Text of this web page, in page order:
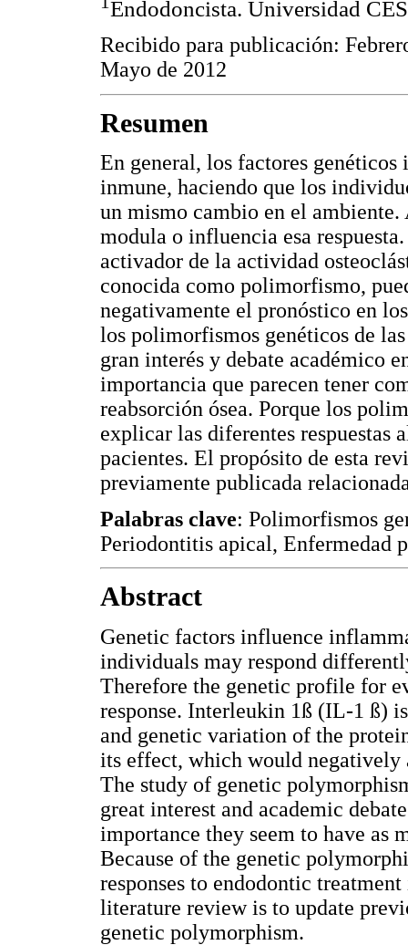
Endodoncista. Universidad
Recibido para publicación:
Mayo de 2012
Resumen
En general, los factores
inmune, haciendo que los
un mismo cambio en el
modula o influencia esa
activador de la actividad
conocida como polimorfismo,
negativamente el pronóstico en
los polimorfismos genéticos de
gran interés y debate académico
importancia que parecen tener
reabsorción ósea. Porque los
explicar las diferentes respuestas
pacientes. El propósito de esta
previamente publicada
Palabras clave: Polimorfismos
Periodontitis apical, Enfermedad
Abstract
Genetic factors influence
individuals may respond
Therefore the genetic profile for
response. Interleukin 1ß (IL-1 ß)
and genetic variation of the
its effect, which would negatively
The study of genetic
great interest and academic
importance they seem to have as
Because of the genetic
responses to endodontic
literature review is to update
genetic polymorphism.